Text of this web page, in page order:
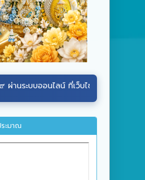
น์ ที่เว็บไซต์หน่วยราชการในพระองค์
ะมาณ